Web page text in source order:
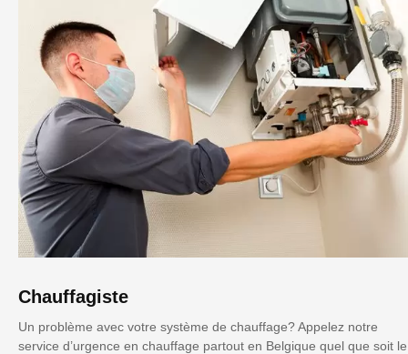
Chauffagiste
Un problème avec votre système de chauffage? Appelez notre
service d’urgence en chauffage partout en Belgique quel que soit le